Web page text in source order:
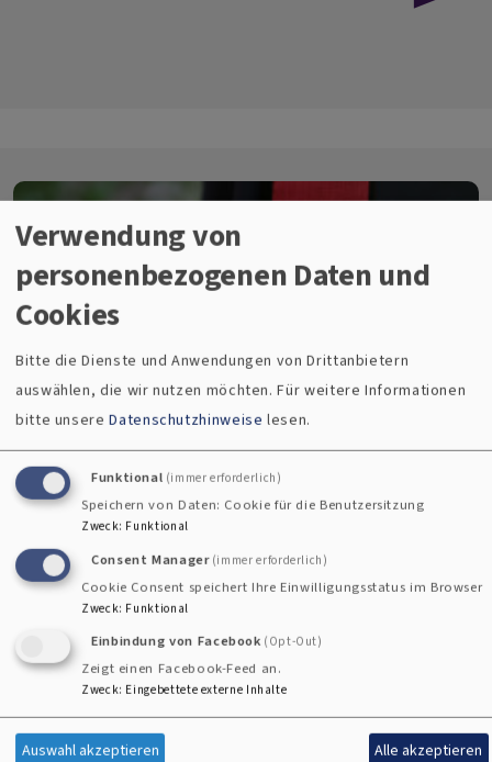
Verwendung von
personenbezogenen Daten und
Cookies
Bitte die Dienste und Anwendungen von Drittanbietern
auswählen, die wir nutzen möchten.Für weitere Informationen
bitte unsereDatenschutzhinweise lesen.
Funktional (immer erforderlich)
Speichern von Daten: Cookie für die Benutzersitzung
Zweck: Funktional
Consent Manager (immer erforderlich)
Cookie Consent speichert Ihre Einwilligungsstatus im Browser
Zweck: Funktional
Einbindung von Facebook (Opt-Out)
Zeigt einen Facebook-Feed an.
Zweck: Eingebettete externe Inhalte
Auswahl akzeptieren Alle akzeptieren